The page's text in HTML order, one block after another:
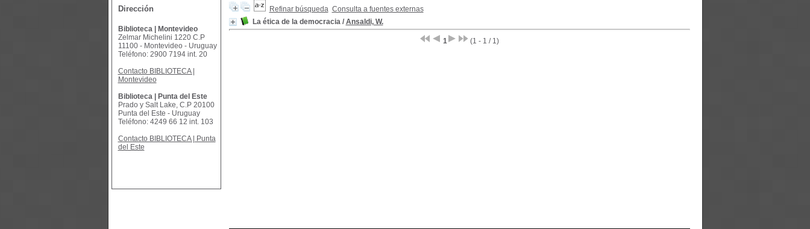
Refinar búsqueda Consulta a fuentes externas
La ética de la democracia/ Ansaldi, W.
1 (1 - 1 / 1)
Dirección
Biblioteca | Montevideo
Zelmar Michelini 1220 C.P
11100 - Montevideo - Uruguay
Teléfono: 2900 7194 int. 20
Contacto BIBLIOTECA |
Montevideo
Biblioteca | Punta del Este
Prado y Salt Lake, C.P 20100
Punta del Este - Uruguay
Teléfono: 4249 66 12 int. 103
Contacto BIBLIOTECA | Punta
del Este